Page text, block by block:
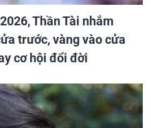
Thần Tài nhắm
trước, vàng vào cửa
cơ hội đổi đời